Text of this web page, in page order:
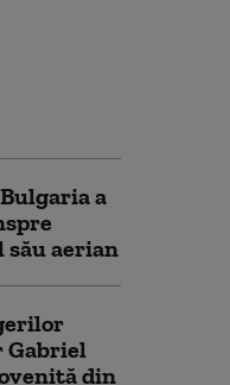
a
său aerian
Gabriel
din